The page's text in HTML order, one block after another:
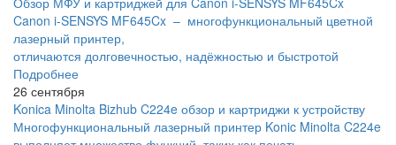
Canon i-SENSYS MF645Cx – многофункциональный цветной
лазерный принтер,
отличаются долговечностью, надёжностью и быстротой
Подробнее
26 сентября
Konica Minolta Bizhub C224e обзор и картриджи к устройству
Многофункциональный лазерный принтер Konic Minolta C224e